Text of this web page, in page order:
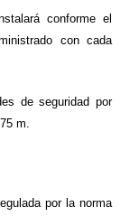
conforme el
con cada
de seguridad por
m.
por la norma